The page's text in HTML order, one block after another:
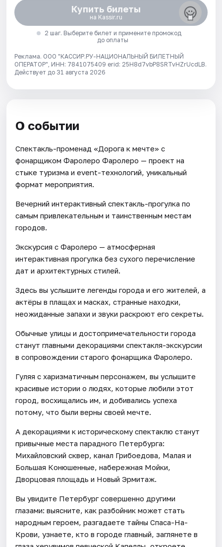
Купить билеты
на Kassir.ru
2 шаг. Выберите билет и примените промокод
до оплаты
Реклама. ООО "КАССИР.РУ-НАЦИОНАЛЬНЫЙ БИЛЕТНЫЙ
ОПЕРАТОР", ИНН: 7841075409 erid: 25H8d7vbP8SRTvHZrUcdLB.
Действует до 31 августа 2026
О событии
Спектакль-променад «Дорога к мечте» с
фонарщиком Фаролеро Фаролеро — проект на
стыке туризма и event-технологий, уникальный
формат мероприятия.
Вечерний интерактивный спектакль-прогулка по
самым привлекательным и таинственным местам
городов.
Экскурсия с Фаролеро — атмосферная
интерактивная прогулка без сухого перечисление
дат и архитектурных стилей.
Здесь вы услышите легенды города и его жителей, а
актёры в плащах и масках, странные находки,
неожиданные запахи и звуки раскроют его секреты.
Обычные улицы и достопримечательности города
станут главными декорациями спектакля-экскурсии
в сопровождении старого фонарщика Фаролеро.
Гуляя с харизматичным персонажем, вы услышите
красивые истории о людях, которые любили этот
город, восхищались им, и добивались успеха
потому, что были верны своей мечте.
А декорациями к историческому спектаклю станут
привычные места парадного Петербурга:
Михайловский сквер, канал Грибоедова, Малая и
Большая Конюшенные, набережная Мойки,
Дворцовая площадь и Новый Эрмитаж.
Вы увидите Петербург совершенно другими
глазами: выясните, как разбойник может стать
народным героем, разгадаете тайны Спаса-На-
Крови, узнаете, кто в городе главный, заглянете в